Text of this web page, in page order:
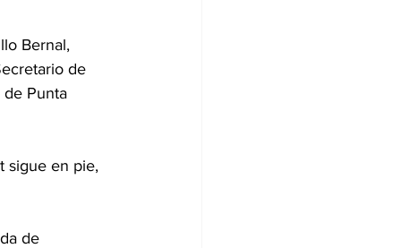
Bernal,
de
de Punta
sigue en pie,
de